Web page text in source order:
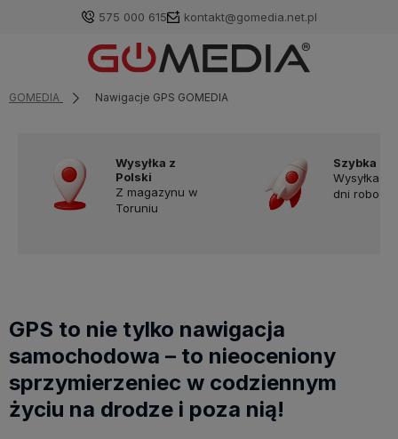
575 000 615 kontakt@gomedia.net.pl
GOMEDIA Nawigacje GPS GOMEDIA
Wysyłka z
Polski
Z magazynu w
Toruniu
Szybka
Wysyłka w
dni
GPS to nie tylko nawigacja
samochodowa – to nieoceniony
sprzymierzeniec w codziennym
życiu na drodze i poza nią!